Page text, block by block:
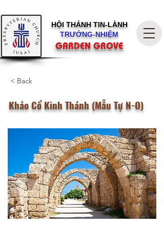
HỘI THÁNH TIN-LÀNH
TRƯỞNG-NHIỆM
GARDEN GROVE
< Back
Khảo Cổ Kinh Thánh (Mẫu Tự N-O)